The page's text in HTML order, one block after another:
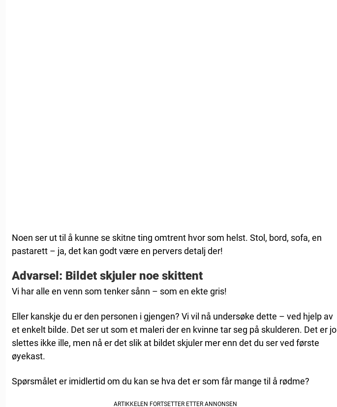
Noen ser ut til å kunne se skitne ting omtrent hvor som helst. Stol, bord, sofa, en
pastarett – ja, det kan godt være en pervers detalj der!
Advarsel: Bildet skjuler noe skittent
Vi har alle en venn som tenker sånn – som en ekte gris!
Eller kanskje du er den personen i gjengen? Vi vil nå undersøke dette – ved hjelp av
et enkelt bilde. Det ser ut som et maleri der en kvinne tar seg på skulderen. Det er jo
slettes ikke ille, men nå er det slik at bildet skjuler mer enn det du ser ved første
øyekast.
Spørsmålet er imidlertid om du kan se hva det er som får mange til å rødme?